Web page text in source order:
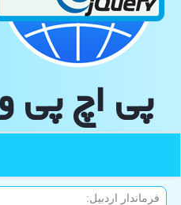
پی اچ پی
فرماندار اردبیل: